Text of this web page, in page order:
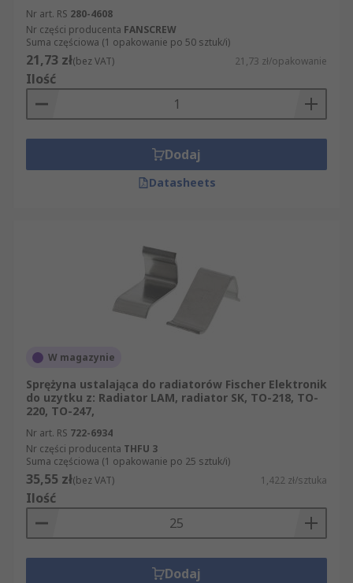
Nr art. RS 280-4608
Nr części producenta FANSCREW
Suma częściowa (1 opakowanie po 50 sztuk/i)
21,73 zł(bez VAT) 21,73 zł/opakowanie
Ilość
Dodaj
Datasheets
W magazynie
Sprężyna ustalająca do radiatorów Fischer Elektronik
do uzytku z: Radiator LAM, radiator SK, TO-218, TO-
220, TO-247,
Nr art. RS 722-6934
Nr części producenta THFU 3
Suma częściowa (1 opakowanie po 25 sztuk/i)
35,55 zł(bez VAT) 1,422 zł/sztuka
Ilość
Dodaj